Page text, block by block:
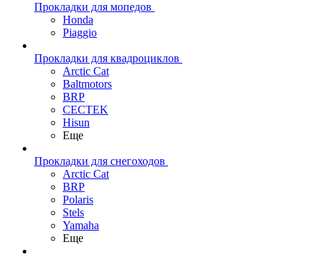
Прокладки для мопедов
Honda
Piaggio
Прокладки для квадроциклов
Arctic Cat
Baltmotors
BRP
CECTEK
Hisun
Еще
Прокладки для снегоходов
Arctic Cat
BRP
Polaris
Stels
Yamaha
Еще